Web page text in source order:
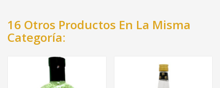
16 Otros Productos En La Misma
Categoría: